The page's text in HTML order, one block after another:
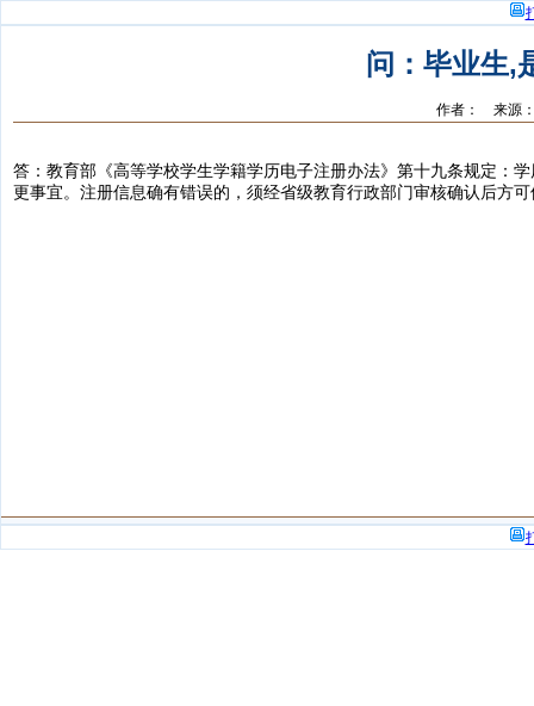
问：毕业生,
作者： 来源
答：教育部《高等学校学生学籍学历电子注册办法》第十九条规定：
更事宜。注册信息确有错误的，须经省级教育行政部门审核确认后方